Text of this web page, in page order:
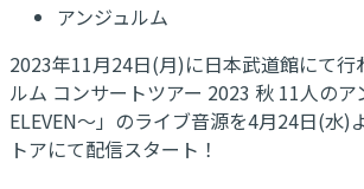
アンジュルム
2023年11月24日(月)に日本武道館にて行
ルム コンサートツアー 2023 秋 11⼈のア
ELEVEN～」のライブ音源を4月24日(水)
トアにて配信スタート！